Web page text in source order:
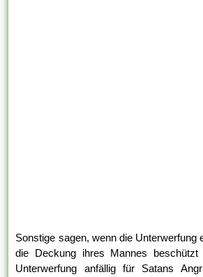
Sonstige sagen, wenn die Unterwerfung
die Deckung ihres Mannes
Unterwerfung anfällig für Satans